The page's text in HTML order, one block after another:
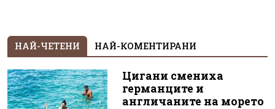
НАЙ-ЧЕТЕНИ НАЙ-КОМЕНТИРАНИ
Цигани смениха
германците и
англичаните на морето